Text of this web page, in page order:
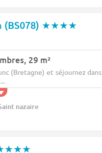
★★★★
29 m²
(Bretagne) et séjournez dans
nazaire